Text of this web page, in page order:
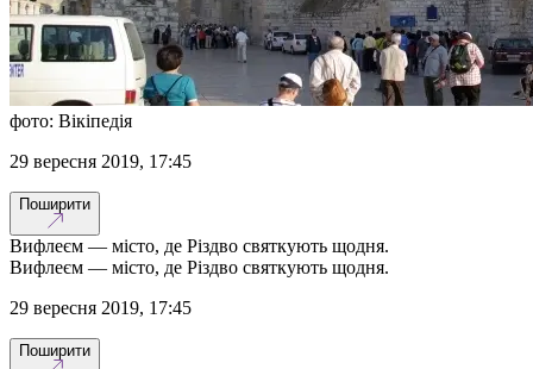
фото: Вікіпедія
29 вересня 2019, 17:45
Поширити
Вифлеєм — місто, де Різдво святкують щодня.
Вифлеєм — місто, де Різдво святкують щодня.
29 вересня 2019, 17:45
Поширити